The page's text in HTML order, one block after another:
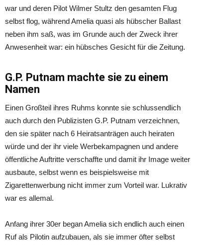
war und deren Pilot Wilmer Stultz den gesamten Flug
selbst flog, während Amelia quasi als hübscher Ballast
neben ihm saß, was im Grunde auch der Zweck ihrer
Anwesenheit war: ein hübsches Gesicht für die Zeitung.
G.P. Putnam machte sie zu einem
Namen
Einen Großteil ihres Ruhms konnte sie schlussendlich
auch durch den Publizisten G.P. Putnam verzeichnen,
den sie später nach 6 Heiratsanträgen auch heiraten
würde und der ihr viele Werbekampagnen und andere
öffentliche Auftritte verschaffte und damit ihr Image weiter
ausbaute, selbst wenn es beispielsweise mit
Zigarettenwerbung nicht immer zum Vorteil war. Lukrativ
war es allemal.
Anfang ihrer 30er began Amelia sich endlich auch einen
Ruf als Pilotin aufzubauen, als sie immer öfter selbst